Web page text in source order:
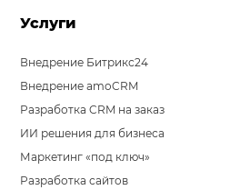
Услуги
Внедрение Битрикс24
Внедрение amoCRM
Разработка CRM на заказ
ИИ решения для бизнеса
Маркетинг «под ключ»
Разработка сайтов